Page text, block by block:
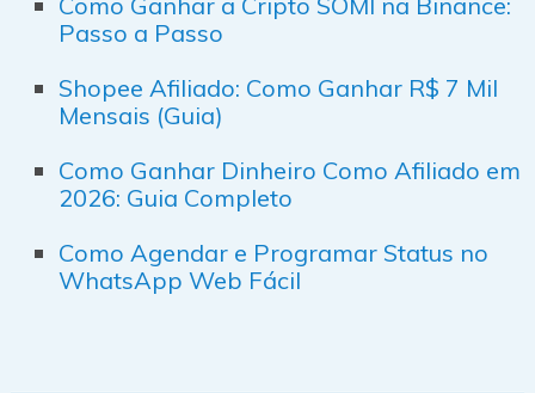
Passo a Passo
Shopee Afiliado: Como Ganhar R$ 7 Mil
Mensais (Guia)
Como Ganhar Dinheiro Como Afiliado em
2026: Guia Completo
Como Agendar e Programar Status no
WhatsApp Web Fácil